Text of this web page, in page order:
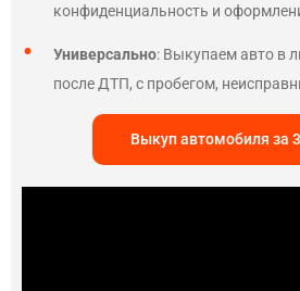
конфиденциальность и
Универсально: Выкупаем авто в
после ДТП, с пробегом,
Выкуп автомобиля за